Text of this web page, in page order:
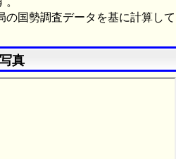
の国勢調査データを基に計算して
真